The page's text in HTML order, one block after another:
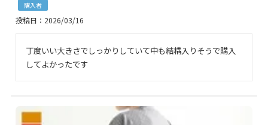
購入者
投稿日 2026/03/16
丁度いい大きさでしっかりしていて中も結構入りそうで購入
してよかったです